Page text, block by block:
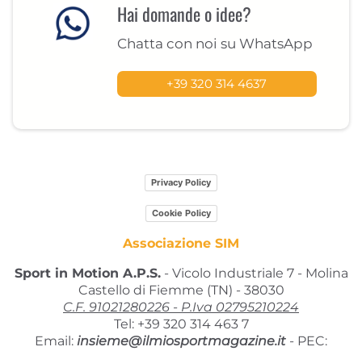
Hai domande o idee?
Chatta con noi su WhatsApp
+39 320 314 4637
Sport in Motion A.P.S.- Vicolo Industriale 7 - Molina
Castello di Fiemme (TN) - 38030
C.F. 91021280226 - P.Iva 02795210224
Tel: +39 320 314 463 7
Email: insieme@ilmiosportmagazine.it - PEC:
Privacy Policy
Cookie Policy
Associazione SIM